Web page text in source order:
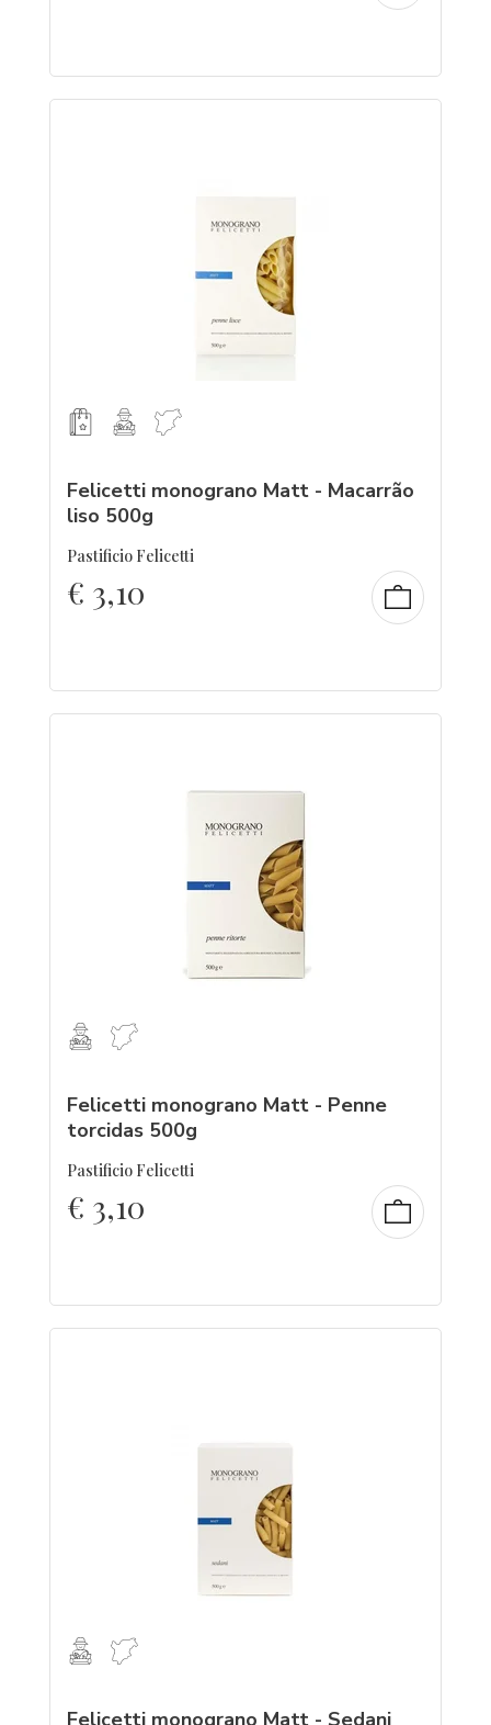
Felicetti monograno Matt - Macarrão
liso 500g
Pastificio Felicetti
€ 3,10
Felicetti monograno Matt - Penne
torcidas 500g
Pastificio Felicetti
€ 3,10
Felicetti monograno Matt - Sedani